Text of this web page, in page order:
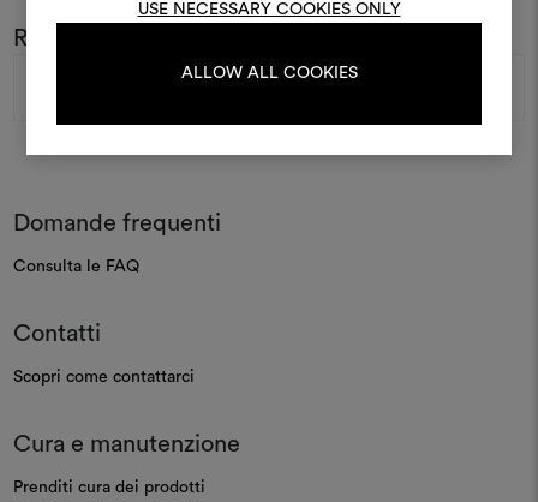
USE NECESSARY COOKIES ONLY
ALLOW ALL COOKIES
Rimani sempre aggiornato sul mondo DEDAR
Domande frequenti
Consulta le FAQ
Contatti
Scopri come contattarci
Cura e manutenzione
Prenditi cura dei prodotti
REGISTRATI